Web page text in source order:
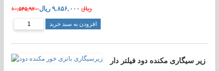
۱۰,۵۴۵,۹۲۰ ریال ۹,۸۵۶,۰۰۰ ریال
افزودن به سبد خرید
زیر سیگاری مکنده دود فیلتر دار